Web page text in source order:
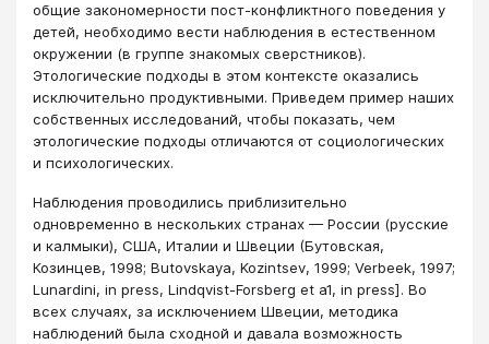
общие закономерности пост-конфликтного поведения у
детей, необходимо вести наблюдения в естественном
окружении (в группе знакомых сверстников).
Этологические подходы в этом контексте оказались
исключительно продуктивными. Приведем пример наших
собственных исследований, чтобы показать, чем
этологические подходы отличаются от социологических
и психологических.
Наблюдения проводились приблизительно
одновременно в нескольких странах — России (русские
и калмыки), США, Италии и Швеции (Бутовская,
Козинцев, 1998; Butovskaya, Kozintsev, 1999; Verbeek, 1997;
Lunardini, in press, Lindqvist-Forsberg et а1, in press]. Во
всех случаях, за исключением Швеции, методика
наблюдений была сходной и давала возможность